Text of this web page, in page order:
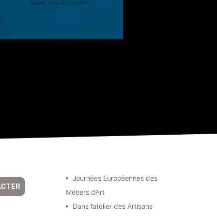
Journées Européennes des
Métiers d’Art
Dans l’atelier des Artisans